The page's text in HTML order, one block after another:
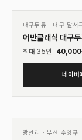
01
대구두류 · 대구 달서
어반클래식 대구
최대 35인 40,000
네이버
01
광안리 ·부산 수영구